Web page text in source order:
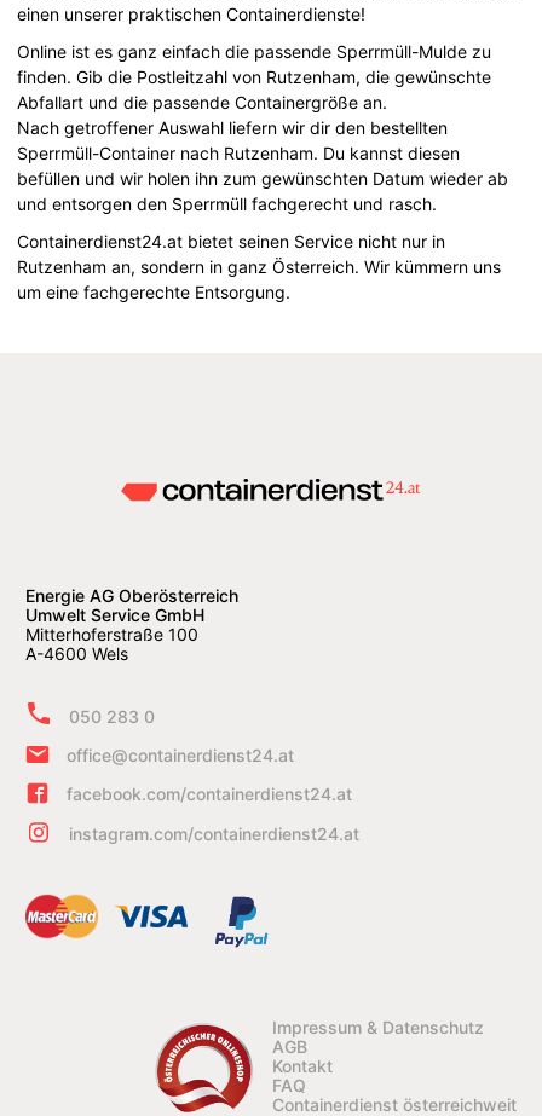
einen unserer praktischen Containerdienste!
Online ist es ganz einfach die passende Sperrmüll-Mulde zu
finden. Gib die Postleitzahl von Rutzenham, die gewünschte
Abfallart und die passende Containergröße an.
Nach getroffener Auswahl liefern wir dir den bestellten
Sperrmüll-Container nach Rutzenham. Du kannst diesen
befüllen und wir holen ihn zum gewünschten Datum wieder ab
und entsorgen den Sperrmüll fachgerecht und rasch.
Containerdienst24.at bietet seinen Service nicht nur in
Rutzenham an, sondern in ganz Österreich. Wir kümmern uns
um eine fachgerechte Entsorgung.
Energie AG Oberösterreich
Umwelt Service GmbH
Mitterhoferstraße 100
A-4600 Wels
050 283 0
office@containerdienst24.at
facebook.com/containerdienst24.at
instagram.com/containerdienst24.at
Impressum & Datenschutz
AGB
Kontakt
FAQ
Containerdienst österreichweit